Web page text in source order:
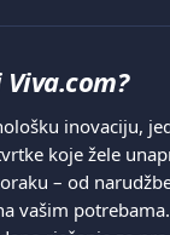
inovaciju,
koje žele
– od
vašim potrebama.